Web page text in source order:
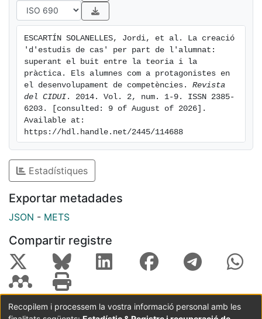
ESCARTÍN SOLANELLES, Jordi, et al. La creació
'd'estudis de cas' per part de l'alumnat:
superant el buit entre la teoria i la
pràctica. Els alumnes com a protagonistes en
el desenvolupament de competències. Revista
del CIDUI . 2014. Vol. 2, num. 1-9. ISSN 2385-
6203. [consulted: 9 of August of 2026].
Available at:
https://hdl.handle.net/2445/114688
Estadístiques
Exportar metadades
JSON - METS
Compartir registre
Coordinació:CRAI UB Avís legal Metadades
Recopilem i processem la vostra informació personal amb les